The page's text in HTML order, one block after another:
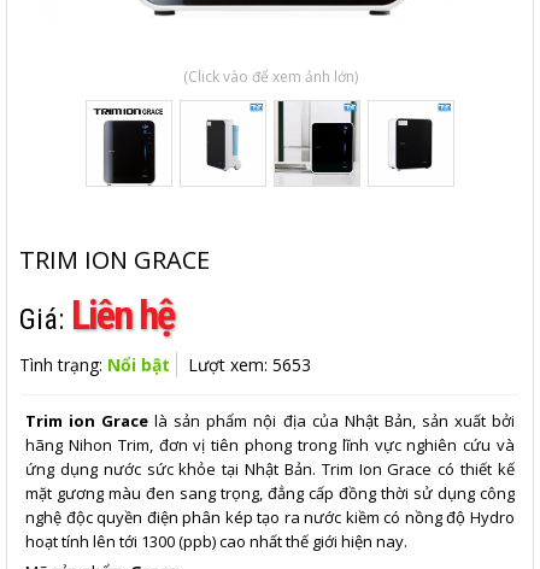
(Click vào để xem ảnh lớn)
TRIM ION GRACE
Giá: Liên hệ
Tình trạng: Nổi bật Lượt xem: 5653
Trim ion Grace là sản phẩm nội địa của Nhật Bản, sản xuất bởi
hãng Nihon Trim, đơn vị tiên phong trong lĩnh vực nghiên cứu và
ứng dụng nước sức khỏe tại Nhật Bản. Trim Ion Grace có thiết kế
mặt gương màu đen sang trọng, đẳng cấp đồng thời sử dụng công
nghệ độc quyền điện phân kép tạo ra nước kiềm có nồng độ Hydro
hoạt tính lên tới 1300 (ppb) cao nhất thế giới hiện nay.